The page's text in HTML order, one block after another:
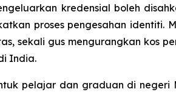
kredensial boleh
proses pengesahan identiti.
sekali gus mengurangkan kos
India.
pelajar dan graduan di negeri